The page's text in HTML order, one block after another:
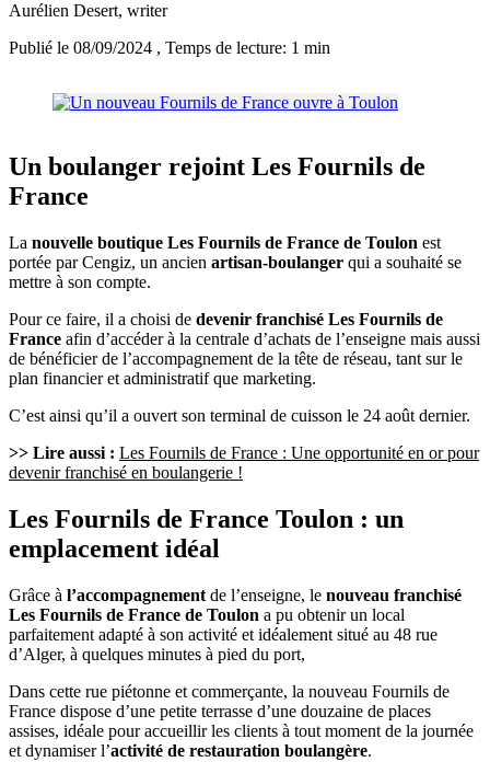
Aurélien Desert, writer
Publié le 08/09/2024 , Temps de lecture: 1 min
Un boulanger rejoint Les Fournils de
France
La nouvelle boutique Les Fournils de France de Toulon est
portée par Cengiz, un ancien artisan-boulanger qui a souhaité se
mettre à son compte.
Pour ce faire, il a choisi de devenir franchisé Les Fournils de
France afin d’accéder à la centrale d’achats de l’enseigne mais aussi
de bénéficier de l’accompagnement de la tête de réseau, tant sur le
plan financier et administratif que marketing.
C’est ainsi qu’il a ouvert son terminal de cuisson le 24 août dernier.
>> Lire aussi : Les Fournils de France : Une opportunité en or pour
devenir franchisé en boulangerie !
Les Fournils de France Toulon : un
emplacement idéal
Grâce à l’accompagnement de l’enseigne, le nouveau franchisé
Les Fournils de France de Toulon a pu obtenir un local
parfaitement adapté à son activité et idéalement situé au 48 rue
d’Alger, à quelques minutes à pied du port,
Dans cette rue piétonne et commerçante, la nouveau Fournils de
France dispose d’une petite terrasse d’une douzaine de places
assises, idéale pour accueillir les clients à tout moment de la journée
et dynamiser l’activité de restauration boulangère.